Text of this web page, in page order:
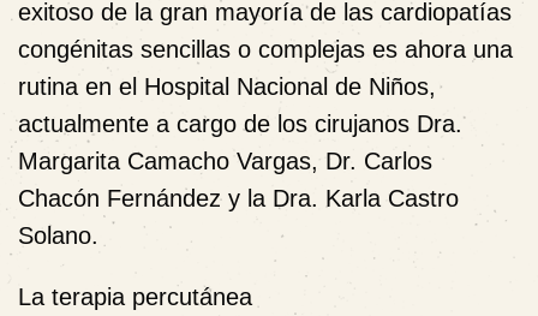
exitoso de la gran mayoría de las cardiopatías
congénitas sencillas o complejas es ahora una
rutina en el Hospital Nacional de Niños,
actualmente a cargo de los cirujanos Dra.
Margarita Camacho Vargas, Dr. Carlos
Chacón Fernández y la Dra. Karla Castro
Solano.
La terapia percutánea